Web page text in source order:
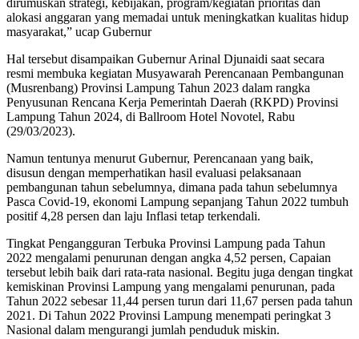
dirumuskan strategi, kebijakan, program/kegiatan prioritas dan
alokasi anggaran yang memadai untuk meningkatkan kualitas hidup
masyarakat,” ucap Gubernur
Hal tersebut disampaikan Gubernur Arinal Djunaidi saat secara
resmi membuka kegiatan Musyawarah Perencanaan Pembangunan
(Musrenbang) Provinsi Lampung Tahun 2023 dalam rangka
Penyusunan Rencana Kerja Pemerintah Daerah (RKPD) Provinsi
Lampung Tahun 2024, di Ballroom Hotel Novotel, Rabu
(29/03/2023).
Namun tentunya menurut Gubernur, Perencanaan yang baik,
disusun dengan memperhatikan hasil evaluasi pelaksanaan
pembangunan tahun sebelumnya, dimana pada tahun sebelumnya
Pasca Covid-19, ekonomi Lampung sepanjang Tahun 2022 tumbuh
positif 4,28 persen dan laju Inflasi tetap terkendali.
Tingkat Pengangguran Terbuka Provinsi Lampung pada Tahun
2022 mengalami penurunan dengan angka 4,52 persen, Capaian
tersebut lebih baik dari rata-rata nasional. Begitu juga dengan tingkat
kemiskinan Provinsi Lampung yang mengalami penurunan, pada
Tahun 2022 sebesar 11,44 persen turun dari 11,67 persen pada tahun
2021. Di Tahun 2022 Provinsi Lampung menempati peringkat 3
Nasional dalam mengurangi jumlah penduduk miskin.